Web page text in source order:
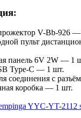
V-Bb-926
пульт
панель 6V 2W — 1
Type-C — 1 шт.
соединения с
коробка — 1 шт.